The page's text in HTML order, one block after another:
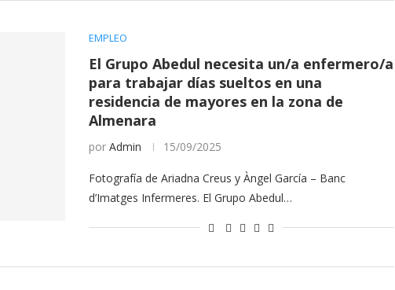
EMPLEO
El Grupo Abedul necesita un/a enfermero/a
para trabajar días sueltos en una
residencia de mayores en la zona de
Almenara
por Admin 15/09/2025
Fotografía de Ariadna Creus y Àngel García – Banc
d’Imatges Infermeres. El Grupo Abedul…